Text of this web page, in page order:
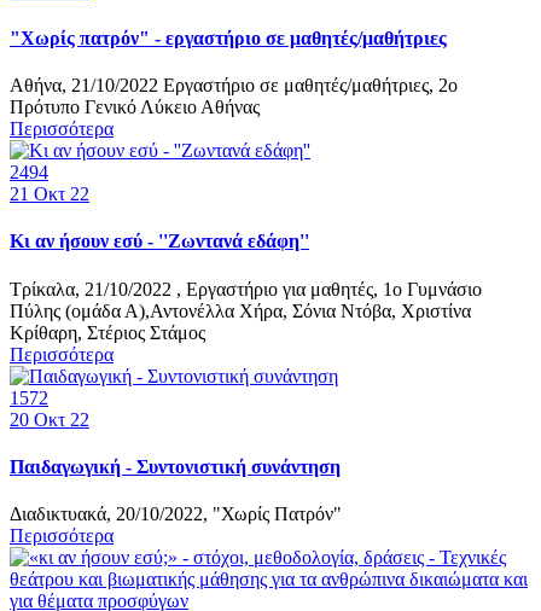
"Χωρίς πατρόν" - εργαστήριο σε μαθητές/μαθήτριες
Αθήνα, 21/10/2022 Εργαστήριο σε μαθητές/μαθήτριες, 2ο
Πρότυπο Γενικό Λύκειο Αθήνας
Περισσότερα
2494
21 Οκτ 22
Κι αν ήσουν εσύ - ''Ζωντανά εδάφη''
Τρίκαλα, 21/10/2022 , Εργαστήριο για μαθητές, 1ο Γυμνάσιο
Πύλης (ομάδα Α),Αντονέλλα Χήρα, Σόνια Ντόβα, Χριστίνα
Κρίθαρη, Στέριος Στάμος
Περισσότερα
1572
20 Οκτ 22
Παιδαγωγική - Συντονιστική συνάντηση
Διαδικτυακά, 20/10/2022, "Χωρίς Πατρόν"
Περισσότερα